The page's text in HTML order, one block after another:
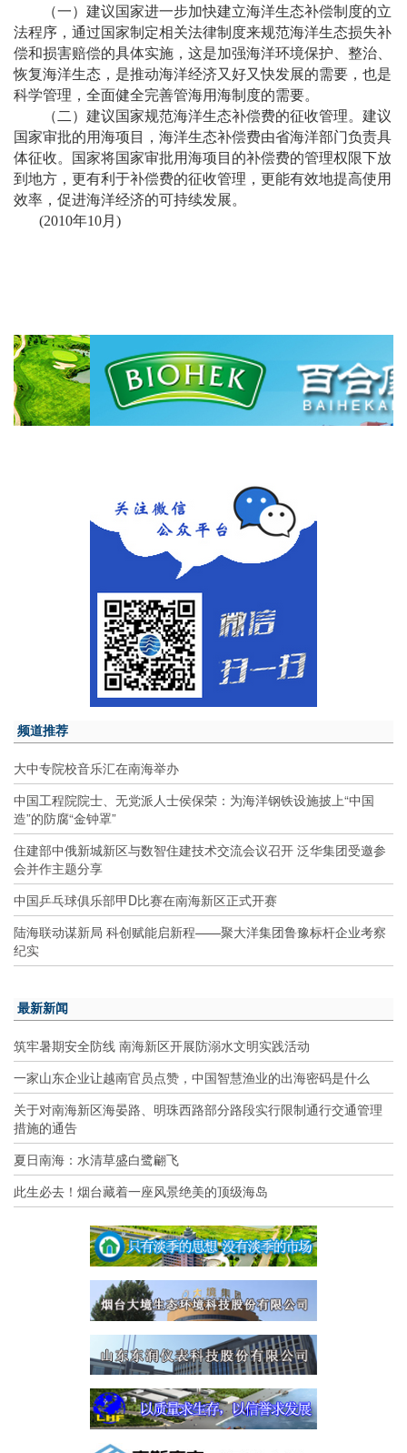
（一）建议国家进一步加快建立海洋生态补偿制度的立
法程序，通过国家制定相关法律制度来规范海洋生态损失补
偿和损害赔偿的具体实施，这是加强海洋环境保护、整治、
恢复海洋生态，是推动海洋经济又好又快发展的需要，也是
科学管理，全面健全完善管海用海制度的需要。
（二）建议国家规范海洋生态补偿费的征收管理。建议
国家审批的用海项目，海洋生态补偿费由省海洋部门负责具
体征收。国家将国家审批用海项目的补偿费的管理权限下放
到地方，更有利于补偿费的征收管理，更能有效地提高使用
效率，促进海洋经济的可持续发展。
(2010年10月)
频道推荐
大中专院校音乐汇在南海举办
中国工程院院士、无党派人士侯保荣：为海洋钢铁设施披上“中国
造”的防腐“金钟罩”
住建部中俄新城新区与数智住建技术交流会议召开 泛华集团受邀参
会并作主题分享
中国乒乓球俱乐部甲D比赛在南海新区正式开赛
陆海联动谋新局 科创赋能启新程——聚大洋集团鲁豫标杆企业考察
纪实
最新新闻
筑牢暑期安全防线 南海新区开展防溺水文明实践活动
一家山东企业让越南官员点赞，中国智慧渔业的出海密码是什么
关于对南海新区海晏路、明珠西路部分路段实行限制通行交通管理
措施的通告
夏日南海：水清草盛白鹭翩飞
此生必去！烟台藏着一座风景绝美的顶级海岛